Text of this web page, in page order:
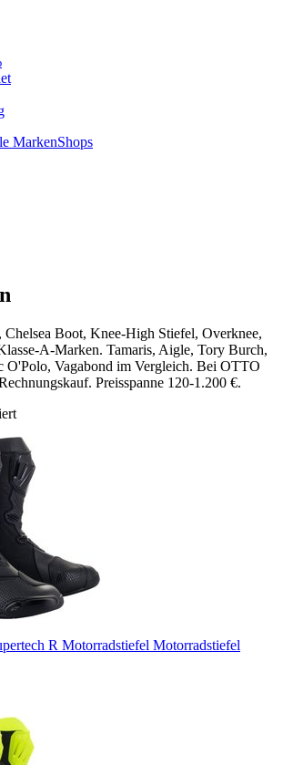
MarkenShops
Boot, Knee-High Stiefel, Overknee,
A-Marken. Tamaris, Aigle, Tory Burch,
O'Polo, Vagabond im Vergleich. Bei OTTO
Preisspanne 120-1.200 €.
R Motorradstiefel Motorradstiefel